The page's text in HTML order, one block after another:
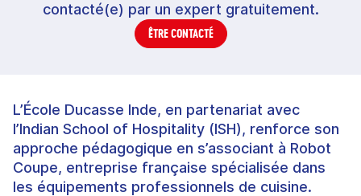
contacté(e) par un expert gratuitement.
ÊTRE CONTACTÉ
L’École Ducasse Inde, en partenariat avec
l’Indian School of Hospitality (ISH), renforce son
approche pédagogique en s’associant à Robot
Coupe, entreprise française spécialisée dans
les équipements professionnels de cuisine.